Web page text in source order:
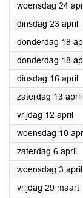
woensdag 24
dinsdag 23 april
donderdag 18
donderdag 18
dinsdag 16 april
zaterdag 13 april
vrijdag 12 april
woensdag 10
zaterdag 6 april
woensdag 3 april
vrijdag 29 maart